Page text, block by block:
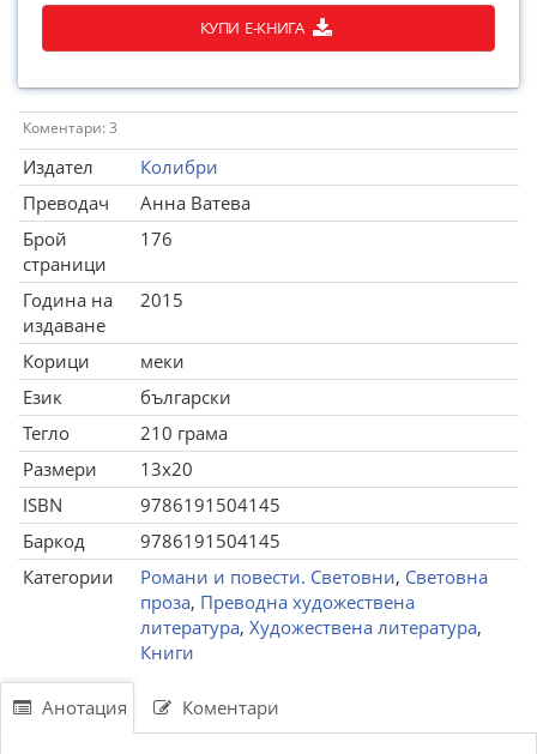
КУПИ Е-КНИГА
Коментари: 3
Издател
Колибри
Преводач
Анна Ватева
Брой
страници
176
Година на
издаване
2015
Корици
меки
Език
български
Тегло
210 грама
Размери
13x20
ISBN
9786191504145
Баркод
9786191504145
Категории
Романи и повести. Световни, Световна
проза, Преводна художествена
литература, Художествена литература,
Книги
Анотация Коментари